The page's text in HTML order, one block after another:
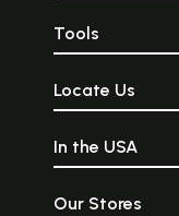
Tools
Locate Us
In the USA
Our Stores